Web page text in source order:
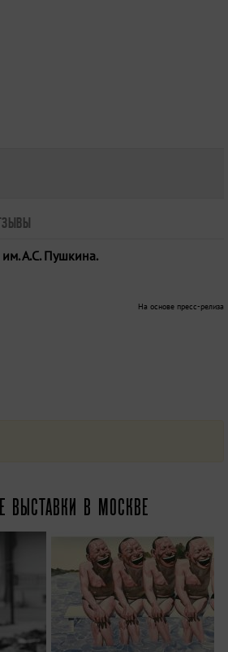
А.С. Пушкина.
На основе пресс-релиза
ВЫСТАВКИ В МОСКВЕ